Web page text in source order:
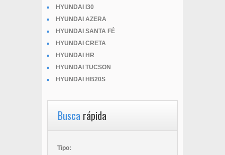
HYUNDAI I30
HYUNDAI AZERA
HYUNDAI SANTA FÉ
HYUNDAI CRETA
HYUNDAI HR
HYUNDAI TUCSON
HYUNDAI HB20S
Busca rápida
Tipo: